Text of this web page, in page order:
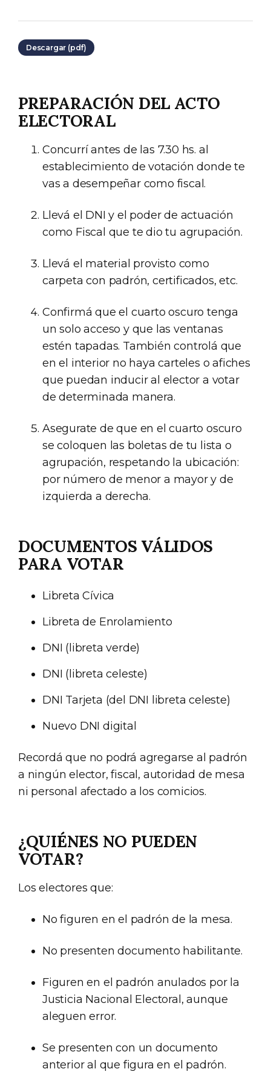
Descargar (pdf)
PREPARACIÓN DEL ACTO
ELECTORAL
Concurrí antes de las 7.30 hs. al
establecimiento de votación donde te
vas a desempeñar como fiscal.
Llevá el DNI y el poder de actuación
como Fiscal que te dio tu agrupación.
Llevá el material provisto como
carpeta con padrón, certificados, etc.
Confirmá que el cuarto oscuro tenga
un solo acceso y que las ventanas
estén tapadas. También controlá que
en el interior no haya carteles o afiches
que puedan inducir al elector a votar
de determinada manera.
Asegurate de que en el cuarto oscuro
se coloquen las boletas de tu lista o
agrupación, respetando la ubicación:
por número de menor a mayor y de
izquierda a derecha.
DOCUMENTOS VÁLIDOS
PARA VOTAR
Libreta Cívica
Libreta de Enrolamiento
DNI (libreta verde)
DNI (libreta celeste)
DNI Tarjeta (del DNI libreta celeste)
Nuevo DNI digital
Recordá que no podrá agregarse al padrón
a ningún elector, fiscal, autoridad de mesa
ni personal afectado a los comicios.
¿QUIÉNES NO PUEDEN
VOTAR?
Los electores que:
No figuren en el padrón de la mesa.
No presenten documento habilitante.
Figuren en el padrón anulados por la
Justicia Nacional Electoral, aunque
aleguen error.
Se presenten con un documento
anterior al que figura en el padrón.